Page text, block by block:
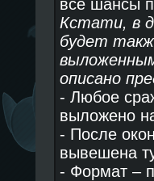
все шансы
Кстати, в
будет
описано
- Любое
выложено
- После
вывешена
- Формат –